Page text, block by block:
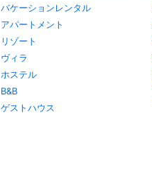
バケーションレンタル
アパートメント
リゾート
ヴィラ
ホステル
B&B
ゲストハウス